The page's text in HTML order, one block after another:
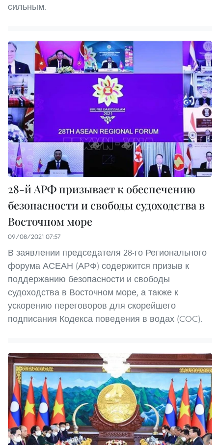
сильным.
28-й АРФ призывает к обеспечению
безопасности и свободы судоходства в
Восточном море
09/08/2021 07:57
В заявлении председателя 28-го Регионального
форума АСЕАН (АРФ) содержится призыв к
поддержанию безопасности и свободы
судоходства в Восточном море, а также к
ускорению переговоров для скорейшего
подписания Кодекса поведения в водах (COC).